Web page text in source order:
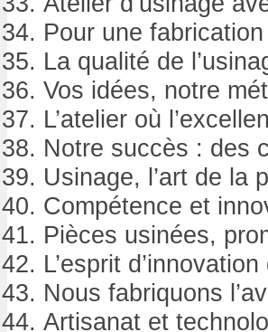
Pour une
La qualité de
Vos idées, notre
L’atelier où
Notre succès : des
Usinage, l’art de la
Compétence et
Pièces usinées,
L’esprit
Nous fabriquons
Artisanat et